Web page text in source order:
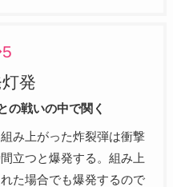
発
の戦いの中で関く
み上がった炸裂弾は衝撃
立つと爆発する。組み上
た場合でも爆発するので